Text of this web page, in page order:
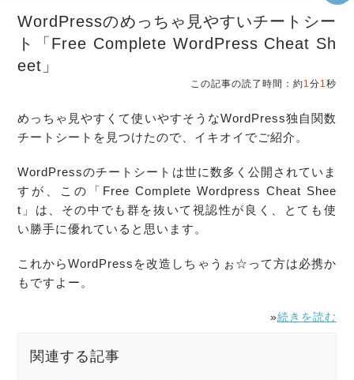
WordPressのめっちゃ見やすいチートシー
ト「Free Complete WordPress Cheat Sh
eet」
この記事の読了時間：約1 分1 秒
めっちゃ見やすくて使いやすそうなWordPress独自関数
チートシート を見つけたので、イキオイでご紹介。
WordPressのチートシート は世に数多く公開されていま
すが、この「Free Complete Wordpress Cheat Shee
t 」は、その中でも群を抜いて視認性が良く、とても使
い勝手に優れていると思います。
これからWordPress を改造しちゃうぉ☆って方は必携か
もですよー。
»続きを読む
関連する記事